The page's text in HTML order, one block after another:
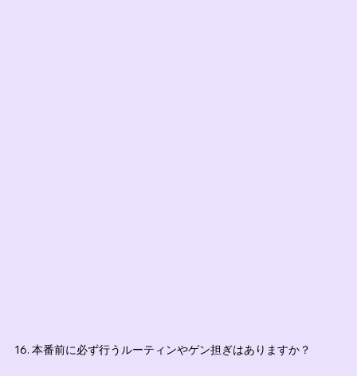
16. 本番前に必ず行うルーティンやゲン担ぎはありますか？